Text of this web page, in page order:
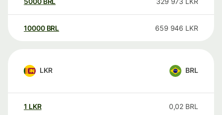
10000 BRL 659 946 LKR
LKR BRL
1 LKR 0,02 BRL